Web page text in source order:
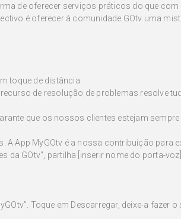
de oferecer serviços práticos do que com
é oferecer à comunidade GOtv uma
toque de distância.
de resolução de problemas resolve
que os nossos clientes estejam sempre
A App MyGOtv é a nossa contribuição para
GOtv", partilha [inserir nome do porta-voz].
Toque em Descarregar, deixe-a fazer